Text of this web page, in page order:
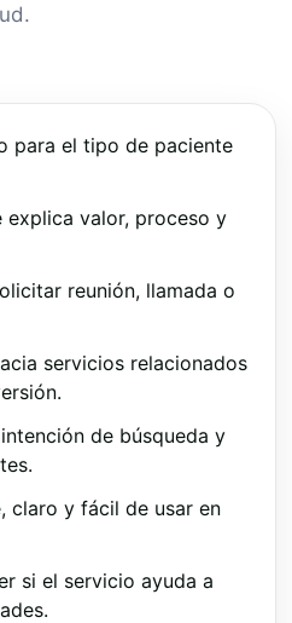
para el tipo de paciente
explica valor, proceso y
reunión, llamada o
servicios relacionados
de búsqueda y
claro y fácil de usar en
si el servicio ayuda a